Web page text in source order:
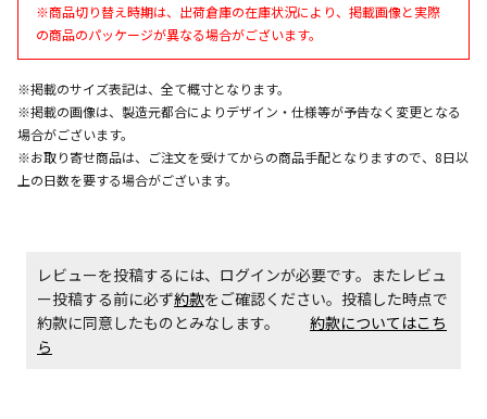
エアコンの取付工事が必要な商品です。別途費用が発
商品購入個数ごとに送料がかかる商品です
※商品切り替え時期は、出荷倉庫の在庫状況により、掲載画像と実際
の商品のパッケージが異なる場合がございます。
※掲載のサイズ表記は、全て概寸となります。
※掲載の画像は、製造元都合によりデザイン・仕様等が予告なく変更となる
場合がございます。
※お取り寄せ商品は、ご注文を受けてからの商品手配となりますので、8日以
上の日数を要する場合がございます。
レビューを投稿するには、ログインが必要です。またレビュ
ー投稿する前に必ず約款をご確認ください。投稿した時点で
約款に同意したものとみなします。 約款についてはこち
ら